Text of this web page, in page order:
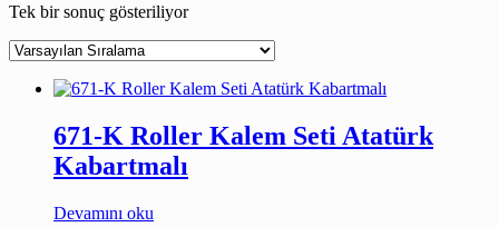
Tek bir sonuç gösteriliyor
671-K Roller Kalem Seti Atatürk
Kabartmalı
Devamını oku